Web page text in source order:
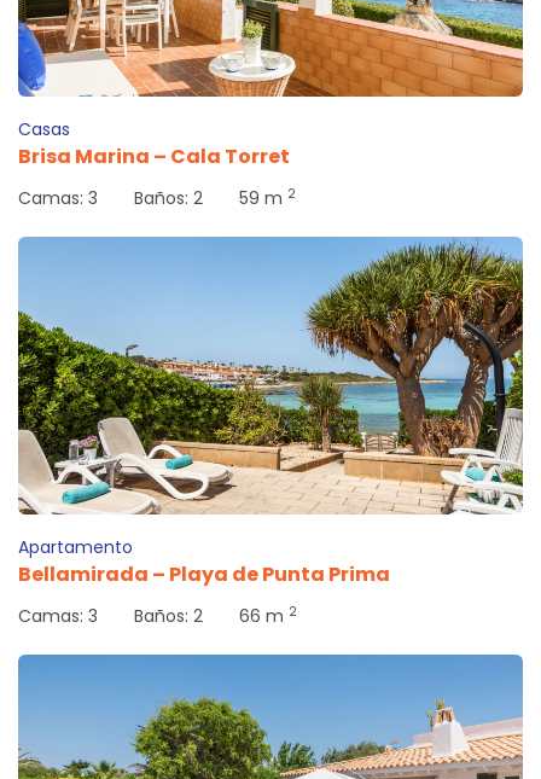
Casas
Brisa Marina – Cala Torret
Camas: 3 Baños: 2 59 m 2
Apartamento
Bellamirada – Playa de Punta Prima
Camas: 3 Baños: 2 66 m 2